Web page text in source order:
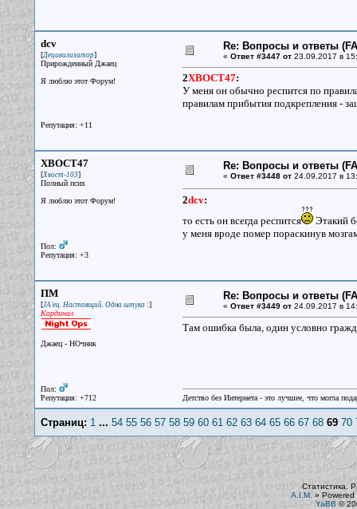
dcv
[Децивилизатор]
Прирожденный Джаец
Я люблю этот Форум!
Репутация: +11
Re: Вопросы и ответы
« Ответ #3447 от23.09.2017 в
2XBOCT47:
У меня он обычно респится по
правилам прибытия подкрепления -
XBOCT47
[Хвост-103]
Полный псих
Я люблю этот Форум!
Пол:
Репутация: +3
Re: Вопросы и ответы
« Ответ #3448 от24.09.2017 в
2dcv:
то есть он всегда респится
Этакий
у меня вроде помер пораскинув
ПМ
[JA'ец. Настоящий. Одна штука :]
Кардинал
Джаец - НОчник
Пол:
Репутация: +712
Re: Вопросы и ответы
« Ответ #3449 от24.09.2017 в
Там ошибка была, один условно
Детство без Интернета - это лучшее, что могла
Страниц: 1... 54 55 56 57 58 59 60 61 62 63 64 65 66 67 68 69 70
Статистика.
A.I.M. » Powered
YaBB ©